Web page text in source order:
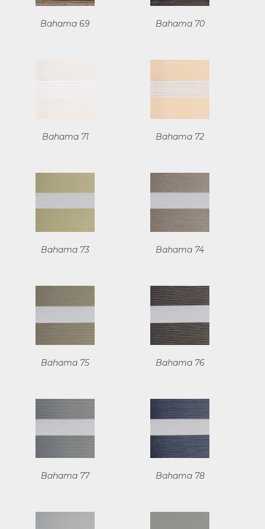
Bahama 69 Bahama 70
Bahama 71 Bahama 72
Bahama 73 Bahama 74
Bahama 75 Bahama 76
Bahama 77 Bahama 78